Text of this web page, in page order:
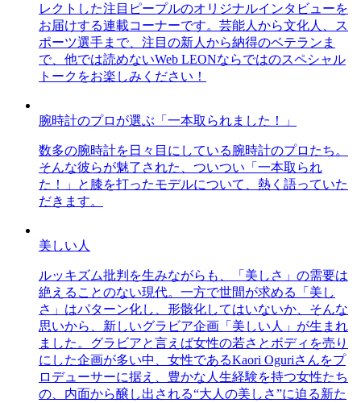
レクトした注目ピープルのオリジナルインタビューを
お届けする連載コーナーです。芸能人から文化人、ス
ポーツ選手まで、注目の新人から納得のベテランま
で、他では読めないWeb LEONならではのスペシャル
トークをお楽しみください！
腕時計のプロが選ぶ「一本取られました！」
数多の腕時計を日々目にしている腕時計のプロたち。
そんな彼らが魅了された、ついつい「一本取られ
た！」と膝を打ったモデルについて、熱く語っていた
だきます。
美しい人
ルッキズム批判を生みながらも、「美しさ」の需要は
絶えることのない現代。一方で世間が求める「美し
さ」はパターン化し、形骸化してはいないか、そんな
思いから、新しいグラビア企画「美しい人」が生まれ
ました。グラビアと言えば女性の若さとボディを売り
にした企画が多い中、女性であるKaori Oguriさんをプ
ロデューサーに据え、豊かな人生経験を持つ女性たち
の、内面から醸し出される“大人の美しさ”に迫る新た